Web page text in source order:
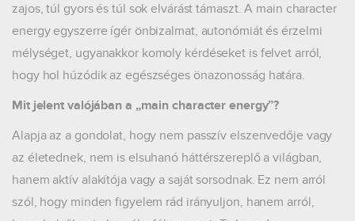
zajos, túl gyors és túl sok elvárást támaszt. A main character
energy egyszerre ígér önbizalmat, autonómiát és érzelmi
mélységet, ugyanakkor komoly kérdéseket is felvet arról,
hogy hol húzódik az egészséges önazonosság határa.
Mit jelent valójában a „main character energy”?
Alapja az a gondolat, hogy nem passzív elszenvedője vagy
az életednek, nem is elsuhanó háttérszereplő a világban,
hanem aktív alakítója vagy a saját sorsodnak. Ez nem arról
szól, hogy minden figyelem rád irányuljon, hanem arról,